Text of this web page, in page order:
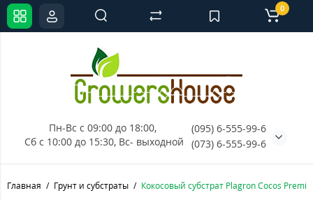
Пн-Вс с 09:00 до 18:00,
Сб с 10:00 до 15:30, Вс- выходной
(095) 6-555-99-6
(073) 6-555-99-6
0
Главная Грунт и субстраты Кокосовый субстрат Plagron Cocos